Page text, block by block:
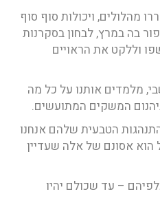
מהלולים, ויכולות סוף סוף
בה במרץ, לבחון בסקרנות
וללקט את הראויים
מלמדים אותנו על כל מה
המשקים המתועשים.
הטבעית שלהם אנחנו
הוא אסונם של אלה שעדיין
– עד שכולם יהיו